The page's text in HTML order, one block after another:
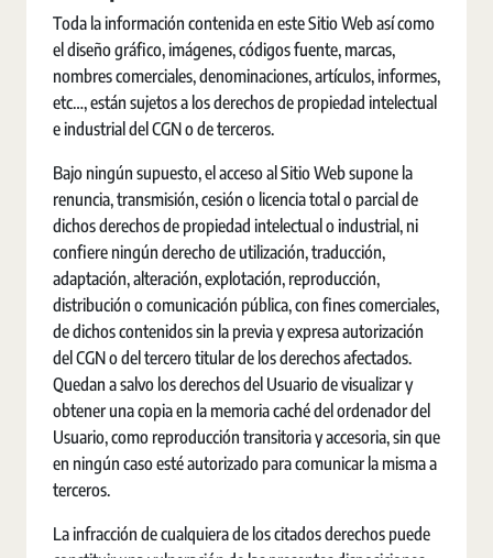
Toda la información contenida en este Sitio Web así como
el diseño gráfico, imágenes, códigos fuente, marcas,
nombres comerciales, denominaciones, artículos, informes,
etc…, están sujetos a los derechos de propiedad intelectual
e industrial del CGN o de terceros.
Bajo ningún supuesto, el acceso al Sitio Web supone la
renuncia, transmisión, cesión o licencia total o parcial de
dichos derechos de propiedad intelectual o industrial, ni
confiere ningún derecho de utilización, traducción,
adaptación, alteración, explotación, reproducción,
distribución o comunicación pública, con fines comerciales,
de dichos contenidos sin la previa y expresa autorización
del CGN o del tercero titular de los derechos afectados.
Quedan a salvo los derechos del Usuario de visualizar y
obtener una copia en la memoria caché del ordenador del
Usuario, como reproducción transitoria y accesoria, sin que
en ningún caso esté autorizado para comunicar la misma a
terceros.
La infracción de cualquiera de los citados derechos puede